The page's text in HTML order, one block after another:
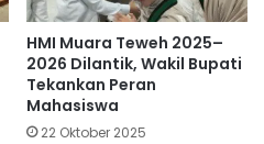
HMI Muara Teweh 2025–
2026 Dilantik, Wakil Bupati
Tekankan Peran
Mahasiswa
22 Oktober 2025